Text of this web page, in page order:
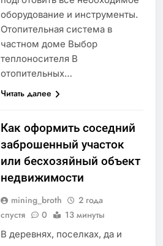
оборудование и инструменты.
Отопительная система в
частном доме Выбор
теплоносителя В
отопительных…
Читать далее
Как оформить соседний
заброшенный участок
или бесхозяйный объект
недвижимости
mining_broth
2 года
спустя
0 13 минуты
В деревнях, поселках, да и